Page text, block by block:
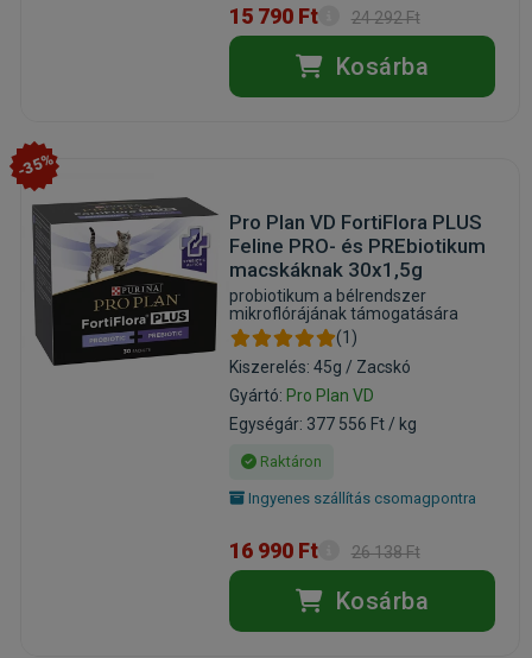
15 790 Ft 24 292 Ft
Kosárba
-35%
Pro Plan VD FortiFlora PLUS
Feline PRO- és PREbiotikum
macskáknak 30x1,5g
probiotikum a bélrendszer
mikroflórájának támogatására
(1)
Kiszerelés: 45g / Zacskó
Gyártó: Pro Plan VD
Egységár: 377 556 Ft / kg
Raktáron
Ingyenes szállítás csomagpontra
16 990 Ft 26 138 Ft
Kosárba